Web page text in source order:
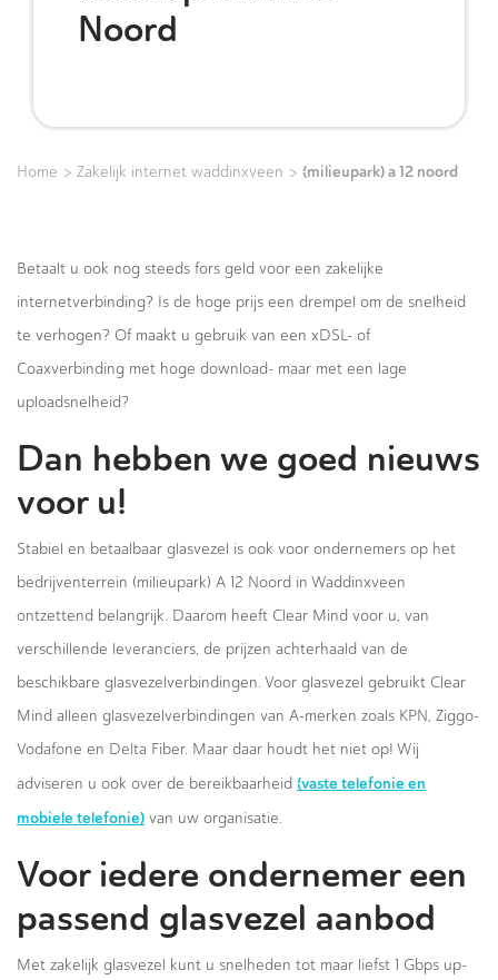
Noord
Home > Zakelijk internet waddinxveen > (milieupark) a 12 noord
Betaalt u ook nog steeds fors geld voor een zakelijke
internetverbinding? Is de hoge prijs een drempel om de snelheid
te verhogen? Of maakt u gebruik van een xDSL- of
Coaxverbinding met hoge download- maar met een lage
uploadsnelheid?
Dan hebben we goed nieuws
voor u!
Stabiel en betaalbaar glasvezel is ook voor ondernemers op het
bedrijventerrein (milieupark) A 12 Noord in Waddinxveen
ontzettend belangrijk. Daarom heeft Clear Mind voor u, van
verschillende leveranciers, de prijzen achterhaald van de
beschikbare glasvezelverbindingen. Voor glasvezel gebruikt Clear
Mind alleen glasvezelverbindingen van A-merken zoals KPN, Ziggo-
Vodafone en Delta Fiber. Maar daar houdt het niet op! Wij
adviseren u ook over de bereikbaarheid (vaste telefonie en
mobiele telefonie) van uw organisatie.
Voor iedere ondernemer een
passend glasvezel aanbod
Met zakelijk glasvezel kunt u snelheden tot maar liefst 1 Gbps up-